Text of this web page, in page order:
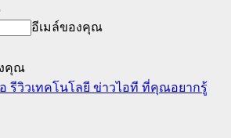
อีเมล์ของคุณ
คุณ
รีวิวเทคโนโลยี ข่าวไอที ที่คุณอยากรู้